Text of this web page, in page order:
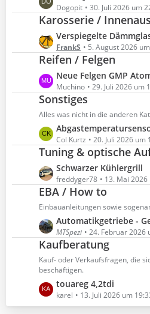
ä
g
e
i
t
r
ä
g
e
t
e
e
i
t
r
ä
g
e
e
t
t
e
e
i
t
r
ä
g
e
Dogopit 30. Juli 2026 um
Karosserie /
L
e
t
z
t
e
e
i
t
r
ä
g
e
Verspiegelte
FrankS 5. August 2026
Reifen / Felgen
L
e
t
z
e
B
e
i
t
r
ä
g
e
Neue Felgen GMP
Muchino 29. Juli 2026 um
Sonstiges
Alles was nicht in die anderen
L
e
t
z
t
e
e
i
t
r
ä
g
e
Col Kurtz 20. Juli 2026 um
Tuning & optische
L
e
t
z
e
B
e
i
t
r
ä
Schwarzer Kühlergrill
freddyger78 13. Mai 2026
EBA / How to
Einbauanleitungen sowie
L
e
t
z
t
e
B
e
Automatikgetriebe -
MTSpezi 24. Februar 2026
Kaufberatung
Kauf- oder Verkaufsfragen, die
beschäftigen.
L
e
t
touareg 4,2tdi
karel 13. Juli 2026 um